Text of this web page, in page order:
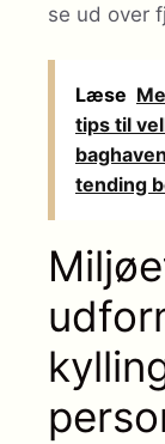
se ud over
Læse
tips til
tending